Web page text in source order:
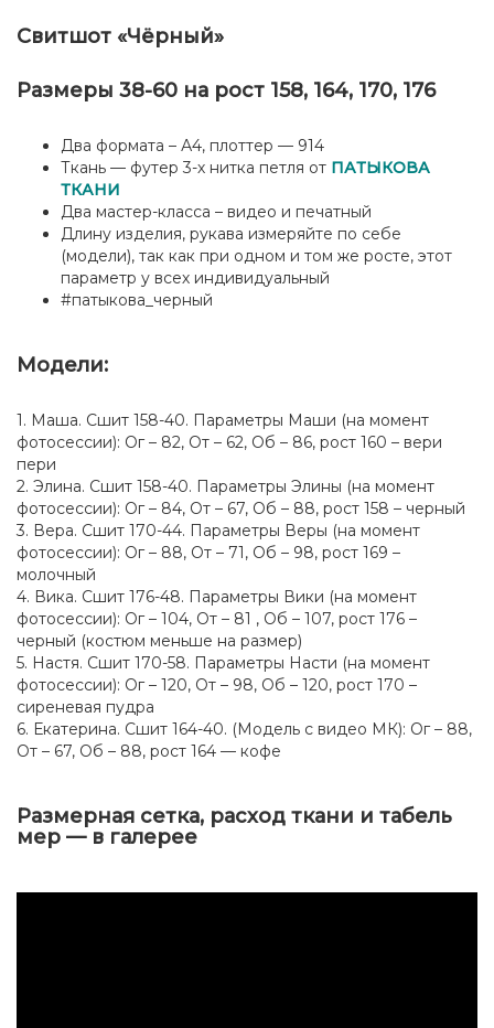
Свитшот «Чёрный»
Размеры 38-60 на рост 158, 164, 170, 176
Два формата – А4, плоттер — 914
Ткань — футер 3-х нитка петля от ПАТЫКОВА
ТКАНИ
Два мастер-класса – видео и печатный
Длину изделия, рукава измеряйте по себе
(модели), так как при одном и том же росте, этот
параметр у всех индивидуальный
#патыкова_черный
Модели:
1. Маша. Сшит 158-40. Параметры Маши (на момент
фотосессии): Ог – 82, От – 62, Об – 86, рост 160 – вери
пери
2. Элина. Сшит 158-40. Параметры Элины (на момент
фотосессии): Ог – 84, От – 67, Об – 88, рост 158 – черный
3. Вера. Сшит 170-44. Параметры Веры (на момент
фотосессии): Ог – 88, От – 71, Об – 98, рост 169 –
молочный
4. Вика. Сшит 176-48. Параметры Вики (на момент
фотосессии): Ог – 104, От – 81 , Об – 107, рост 176 –
черный (костюм меньше на размер)
5. Настя. Сшит 170-58. Параметры Насти (на момент
фотосессии): Ог – 120, От – 98, Об – 120, рост 170 –
сиреневая пудра
6. Екатерина. Сшит 164-40. (Модель с видео МК): Ог – 88,
От – 67, Об – 88, рост 164 — кофе
Размерная сетка, расход ткани и табель
мер — в галерее